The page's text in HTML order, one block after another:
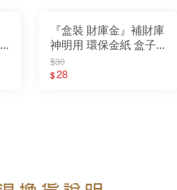
『盒裝 財庫金』補財庫
神明用 環保金紙 盒子
金
$30
$28